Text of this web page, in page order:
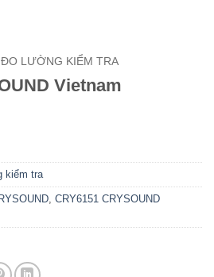
LƯỜNG KIỂM TRA
Vietnam
kiểm tra
, CRY6151 CRYSOUND